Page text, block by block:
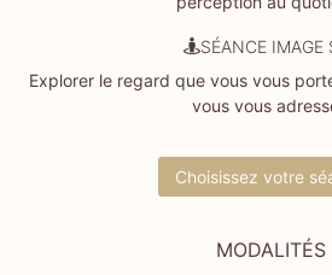
SÉANCE IMAGE
Explorer le regard que vous vous
vous vous
Choisissez votre
MODALITÉS